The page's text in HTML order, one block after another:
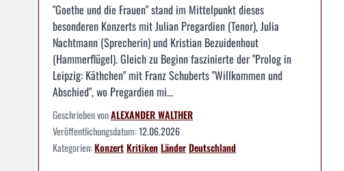
"Goethe und die Frauen" stand im Mittelpunkt dieses
besonderen Konzerts mit Julian Pregardien (Tenor), Julia
Nachtmann (Sprecherin) und Kristian Bezuidenhout
(Hammerflügel). Gleich zu Beginn faszinierte der "Prolog in
Leipzig: Käthchen" mit Franz Schuberts "Willkommen und
Abschied", wo Pregardien mi...
Geschrieben vonALEXANDER WALTHER
Veröffentlichungsdatum:12.06.2026
Kategorien:KonzertKritikenLänderDeutschland